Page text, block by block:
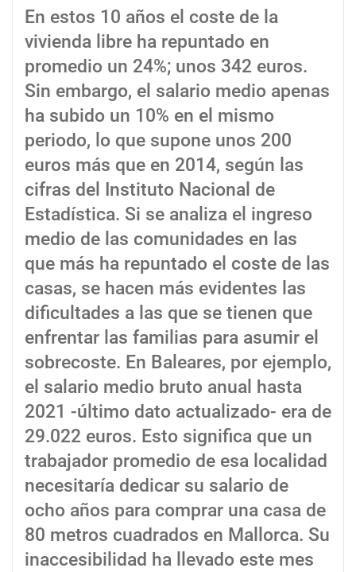
En estos 10 años el coste de la
vivienda libre ha repuntado en
promedio un 24%; unos 342 euros.
Sin embargo, el salario medio apenas
ha subido un 10% en el mismo
periodo, lo que supone unos 200
euros más que en 2014, según las
cifras del Instituto Nacional de
Estadística. Si se analiza el ingreso
medio de las comunidades en las
que más ha repuntado el coste de las
casas, se hacen más evidentes las
dificultades a las que se tienen que
enfrentar las familias para asumir el
sobrecoste. En Baleares, por ejemplo,
el salario medio bruto anual hasta
2021 -último dato actualizado- era de
29.022 euros. Esto significa que un
trabajador promedio de esa localidad
necesitaría dedicar su salario de
ocho años para comprar una casa de
80 metros cuadrados en Mallorca. Su
inaccesibilidad ha llevado este mes